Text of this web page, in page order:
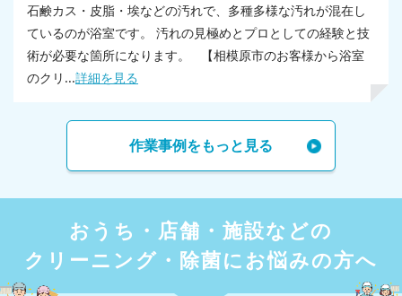
石鹸カス・皮脂・埃などの汚れで、多種多様な汚れが混在し
ているのが浴室です。 汚れの見極めとプロとしての経験と技
術が必要な箇所になります。 【相模原市のお客様から浴室
のクリ...詳細を見る
作業事例をもっと見る
おうち・店舗・施設などの
クリーニング・除菌にお悩みの方へ